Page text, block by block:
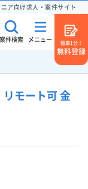
ア向け求人・案件サイト
案件検索 メニュー
簡単1分！
無料登録
リモート可 金